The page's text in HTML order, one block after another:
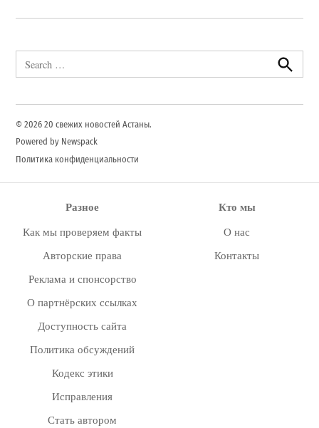
for:
Search
© 2026 20 свежих новостей Астаны.
Powered by Newspack
Политика конфиденциальности
Разное
Как мы проверяем факты
Авторские права
Реклама и спонсорство
О партнёрских ссылках
Доступность сайта
Политика обсуждений
Кодекс этики
Исправления
Стать автором
Кто мы
О нас
Контакты